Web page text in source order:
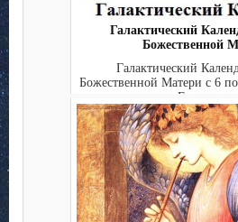
Галактический
Божественной
Галактический
Божественной Матери с 6
. .